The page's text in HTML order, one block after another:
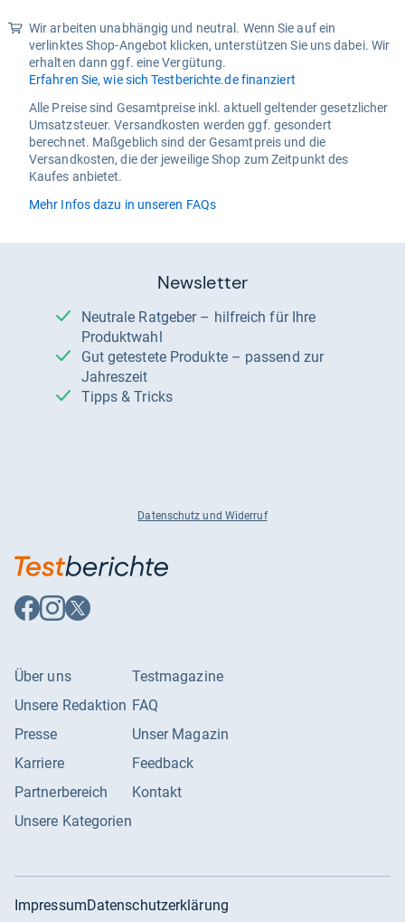
Wir arbeiten unabhängig und neutral. Wenn Sie auf ein
verlinktes Shop-Angebot klicken, unterstützen Sie uns dabei. Wir
erhalten dann ggf. eine Vergütung.
Erfahren Sie, wie sich Testberichte.de finanziert
Alle Preise sind Gesamtpreise inkl. aktuell geltender gesetzlicher
Umsatzsteuer. Versandkosten werden ggf. gesondert
berechnet. Maßgeblich sind der Gesamtpreis und die
Versandkosten, die der jeweilige Shop zum Zeitpunkt des
Kaufes anbietet.
Mehr Infos dazu in unseren FAQs
Newsletter
Neutrale Ratgeber – hilfreich für Ihre
Produktwahl
Gut getestete Produkte – passend zur
Jahreszeit
Tipps & Tricks
Datenschutz und Widerruf
Auf
Facebook
Auf
Instagram
Auf
X
Über uns
Unsere Redaktion
Presse
Karriere
Partnerbereich
Unsere Kategorien
Testmagazine
FAQ
Unser Magazin
Feedback
Kontakt
ImpressumDatenschutzerklärung